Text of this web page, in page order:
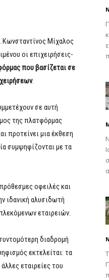
Μίχαλος
οι επιχειρήσεις-
που βασίζεται σε
.
σε αυτή
της πλατφόρμας
προτείνει μια έκθεση
συμψηφίζονται με τα
οφειλές και
ιδανική αλυσιδωτή
εταιρειών.
διαδρομή
εκτελείται: τα
εταιρείες του